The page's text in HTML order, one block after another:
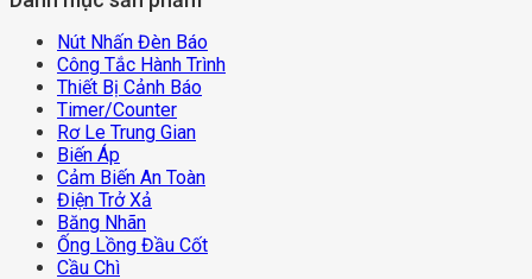
Nút Nhấn Đèn Báo
Công Tắc Hành Trình
Thiết Bị Cảnh Báo
Timer/counter
Rơ Le Trung Gian
Biến Áp
Cảm Biến An Toàn
Điện Trở Xả
Băng Nhãn
Ống Lồng Đầu Cốt
Cầu Chì